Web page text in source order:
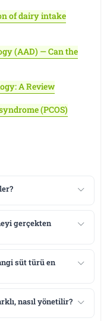
of dairy intake
(AAD) — Can the
A Review
(PCOS)
gerçekten
süt türü en
nasıl yönetilir?